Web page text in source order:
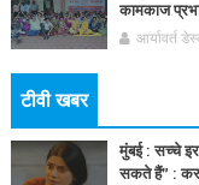
कामकाज
आर्यावर्त
टीवी खबर
मुंबई : सच्चे
सकते हैं” :